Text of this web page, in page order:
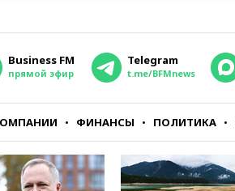
Business FM
прямой эфир
Telegram
t.me/BFMnews
ФИНАНСЫ ПОЛИТИКА